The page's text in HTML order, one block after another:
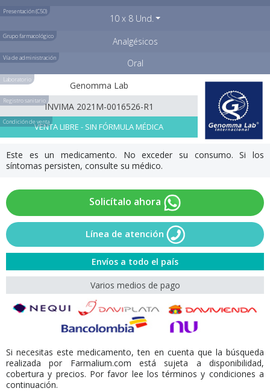
Presentación (C50)
10 x 8 Und.
Grupo farmacológico Analgésicos
Vía de administración Oral
Laboratorio
Genomma Lab
Registro sanitario
INVIMA 2021M-0016526-R1
Condición de ventaVENTA LIBRE - SIN FÓRMULA MÉDICA
Este es un medicamento. No exceder su consumo. Si los
síntomas persisten, consulte su médico.
Solicítalo ahora
Línea de atención
Envíos a todo el país
Varios medios de pago
Si necesitas este medicamento, ten en cuenta que la búsqueda
realizada por Farmalium.com está sujeta a disponibilidad,
cobertura y precios. Por favor lee los términos y condiciones a
continuación.